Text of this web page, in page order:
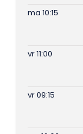
ma 10:15
vr 11:00
vr 09:15